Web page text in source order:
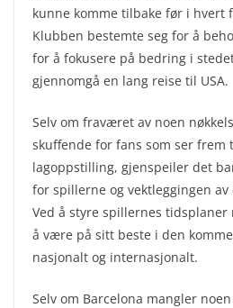
kunne komme tilbake før i hvert
Klubben bestemte seg for å
for å fokusere på bedring i
gjennomgå en lang reise til USA.
Selv om fraværet av noen
skuffende for fans som ser frem
lagoppstilling, gjenspeiler det
for spillerne og vektleggingen av
Ved å styre spillernes tidsplaner
å være på sitt beste i den
nasjonalt og internasjonalt.
Selv om Barcelona mangler